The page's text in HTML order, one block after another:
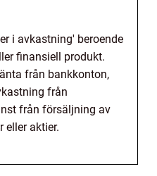
i avkastning' beroende
finansiell produkt.
från bankkonton,
från
från försäljning av
eller aktier.